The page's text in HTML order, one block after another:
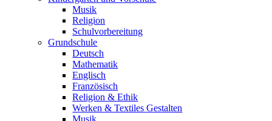
Musik
Religion
Schulvorbereitung
Grundschule
Deutsch
Mathematik
Englisch
Französisch
Religion & Ethik
Werken & Textiles Gestalten
Musik